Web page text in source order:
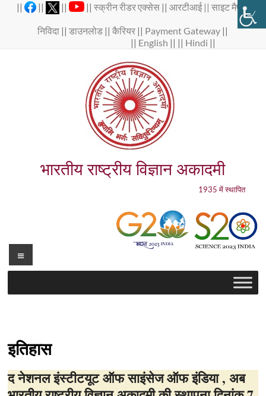
|| || || ||स्क्रीन रीडर एक्सेस ||आरटीआई ||साइट मैप||
निविदा ||डाउनलोड ||कैरियर || Payment Gateway ||
|| English || || Hindi ||
भारतीय राष्ट्रीय विज्ञान अकादमी
1935 में स्थापित
Menu
इतिहास
द नेशनल इंस्टीटयूट ऑफ साइंसेज ऑफ इंडिया , अब